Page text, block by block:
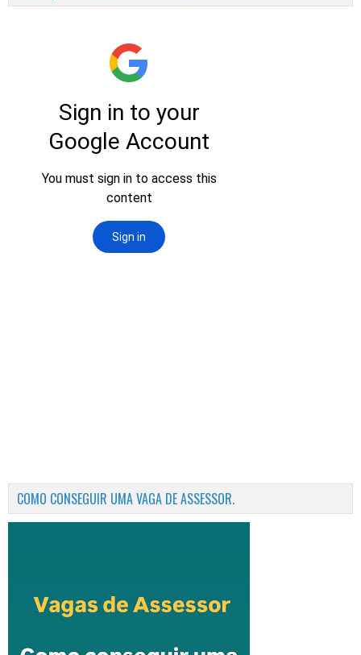
COMO CONSEGUIR UMA VAGA DE ASSESSOR.